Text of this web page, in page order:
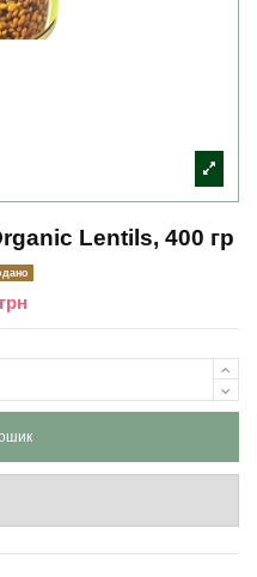
Lentils, 400 гр